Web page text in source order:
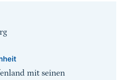
mit seinen